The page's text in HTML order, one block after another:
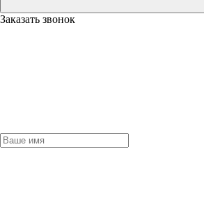
Заказать звонок